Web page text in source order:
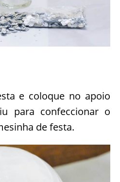
e coloque no apoio
para confeccionar o
de festa.